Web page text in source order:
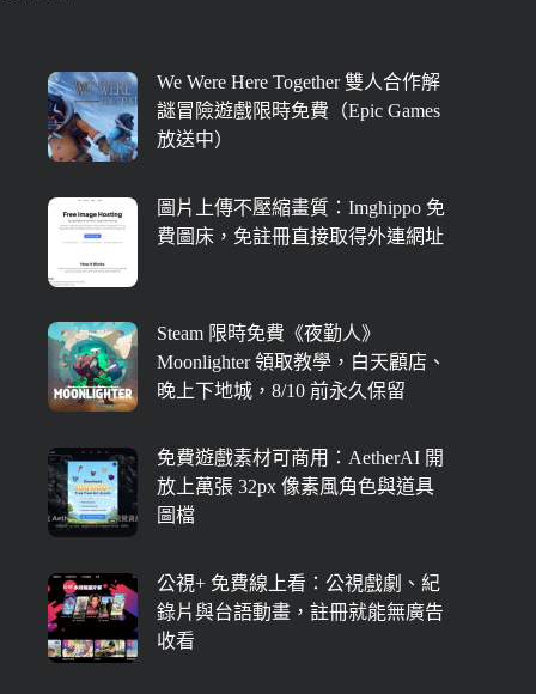
We Were Here Together 雙人合作解
謎冒險遊戲限時免費（Epic Games
放送中）
圖片上傳不壓縮畫質：Imghippo 免
費圖床，免註冊直接取得外連網址
Steam 限時免費《夜勤人》
Moonlighter 領取教學，白天顧店、
晚上下地城，8/10 前永久保留
免費遊戲素材可商用：AetherAI 開
放上萬張 32px 像素風角色與道具
圖檔
公視+ 免費線上看：公視戲劇、紀
錄片與台語動畫，註冊就能無廣告
收看